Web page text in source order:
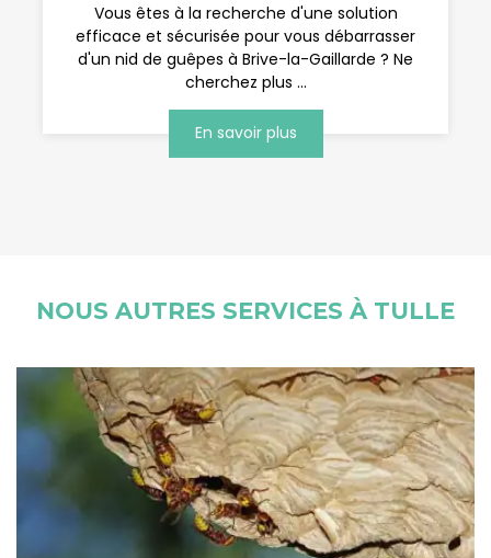
Vous êtes à la recherche d'une solution
efficace et sécurisée pour vous débarrasser
d'un nid de guêpes à Brive-la-Gaillarde ? Ne
cherchez plus ...
En savoir plus
NOUS AUTRES SERVICES À TULLE